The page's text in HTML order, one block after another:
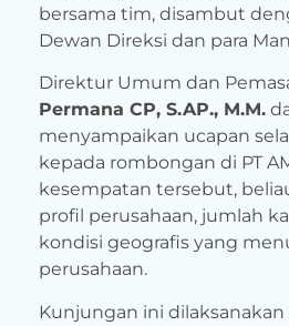
bersama tim, disambut
Dewan Direksi dan para
Direktur Umum dan
Permana CP, S.AP., M.M.
menyampaikan ucapan
kepada rombongan di PT
kesempatan tersebut,
profil perusahaan, jumlah
kondisi geografis yang
perusahaan.
Kunjungan ini dilaksanakan